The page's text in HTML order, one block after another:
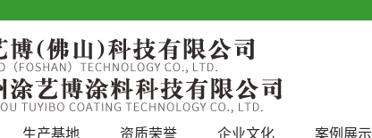
生产基地 资质荣誉 企业文化 案例展示